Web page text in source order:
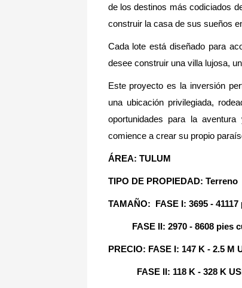
de los destinos más codiciados
construir la casa de sus sueños
Cada lote está diseñado para
desee construir una villa lujosa,
Este proyecto es la inversión
una ubicación privilegiada,
oportunidades para la
comience a crear su propio
ÁREA: TULUM
TIPO DE PROPIEDAD: Terreno
TAMAÑO: FASE I: 3695 -
FASE II: 2970 - 8608 pies
PRECIO: FASE I: 147 K - 2.5 M
FASE II: 118 K - 328 K